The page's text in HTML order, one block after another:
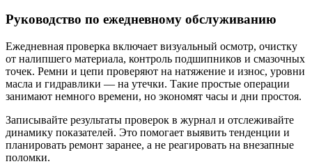
Руководство по ежедневному обслуживанию
Ежедневная проверка включает визуальный осмотр, очистку
от налипшего материала, контроль подшипников и смазочных
точек. Ремни и цепи проверяют на натяжение и износ, уровни
масла и гидравлики — на утечки. Такие простые операции
занимают немного времени, но экономят часы и дни простоя.
Записывайте результаты проверок в журнал и отслеживайте
динамику показателей. Это помогает выявить тенденции и
планировать ремонт заранее, а не реагировать на внезапные
поломки.